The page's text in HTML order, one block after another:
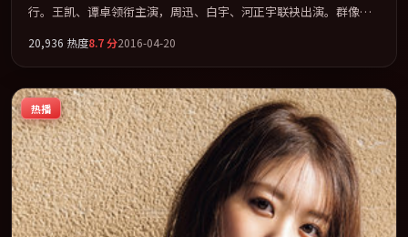
行。王凯、谭卓领衔主演，周迅、白宇、河正宇联袂出演。群像并
架，在叙事、表演与视听上力求统一。定于 2016-04-19 在内地院线
及主流平台同步亮相，2016 年度话题片中口碑稳健，适合喜欢强情
节与人物弧光的观众完整观看。
20,936 热度8.7分2016-04-20
热播